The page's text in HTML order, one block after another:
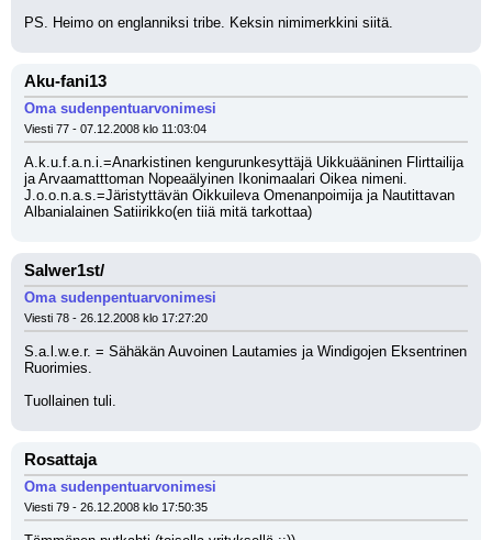
PS. Heimo on englanniksi tribe. Keksin nimimerkkini siitä.
Aku-fani13
Oma sudenpentuarvonimesi
Viesti 77 - 07.12.2008 klo 11:03:04
A.k.u.f.a.n.i.=Anarkistinen kengurunkesyttäjä Uikkuääninen Flirttailija
ja Arvaamatttoman Nopeaälyinen Ikonimaalari Oikea nimeni.
J.o.o.n.a.s.=Järistyttävän Oikkuileva Omenanpoimija ja Nautittavan
Albanialainen Satiirikko(en tiiä mitä tarkottaa)
Salwer1st/
Oma sudenpentuarvonimesi
Viesti 78 - 26.12.2008 klo 17:27:20
S.a.l.w.e.r. = Sähäkän Auvoinen Lautamies ja Windigojen Eksentrinen
Ruorimies.
Tuollainen tuli.
Rosattaja
Oma sudenpentuarvonimesi
Viesti 79 - 26.12.2008 klo 17:50:35